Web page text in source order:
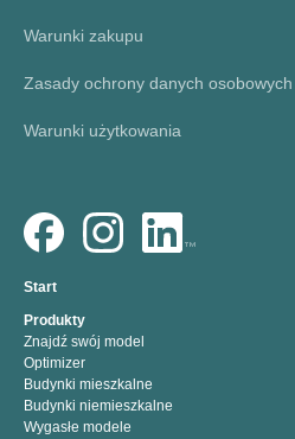
Warunki zakupu
Zasady ochrony danych osobowych
Warunki użytkowania
Start
Produkty
Znajdź swój model
Optimizer
Budynki mieszkalne
Budynki niemieszkalne
Wygasłe modele